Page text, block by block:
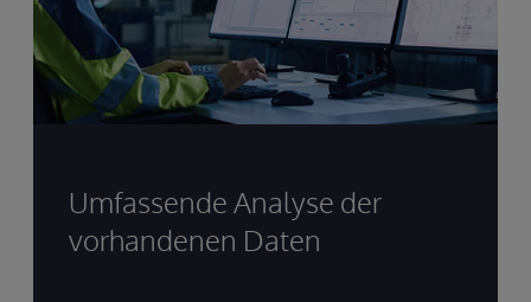
Umfassende Analyse der
vorhandenen Daten